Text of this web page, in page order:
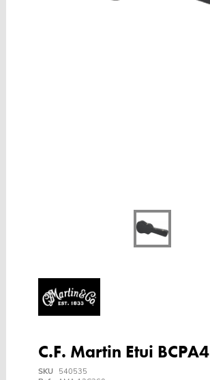
C.F. Martin Etui BCPA4
SKU
540535